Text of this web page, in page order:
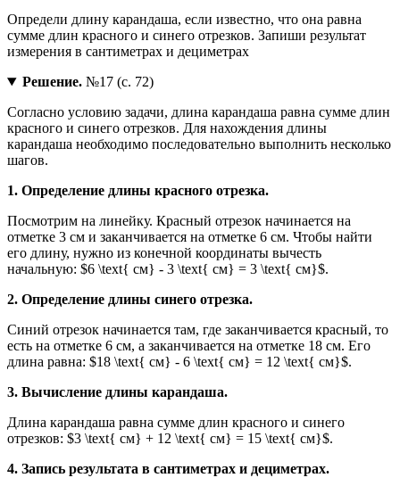
Определи длину карандаша, если известно, что она равна
сумме длин красного и синего отрезков. Запиши результат
измерения в сантиметрах и дециметрах
Решение.№17 (с. 72)
Согласно условию задачи, длина карандаша равна сумме длин
красного и синего отрезков. Для нахождения длины
карандаша необходимо последовательно выполнить несколько
шагов.
1. Определение длины красного отрезка.
Посмотрим на линейку. Красный отрезок начинается на
отметке 3 см и заканчивается на отметке 6 см. Чтобы найти
его длину, нужно из конечной координаты вычесть
начальную: $6 \text{ см} - 3 \text{ см} = 3 \text{ см}$.
2. Определение длины синего отрезка.
Синий отрезок начинается там, где заканчивается красный, то
есть на отметке 6 см, а заканчивается на отметке 18 см. Его
длина равна: $18 \text{ см} - 6 \text{ см} = 12 \text{ см}$.
3. Вычисление длины карандаша.
Длина карандаша равна сумме длин красного и синего
отрезков: $3 \text{ см} + 12 \text{ см} = 15 \text{ см}$.
4. Запись результата в сантиметрах и дециметрах.